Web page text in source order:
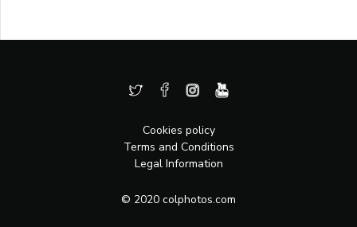
Cookies policy
Terms and Conditions
Legal Information
© 2020 colphotos.com